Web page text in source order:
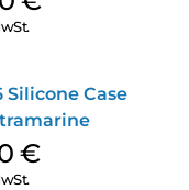
Silicone Case
€